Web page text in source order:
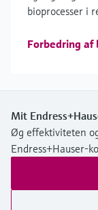
bioprocesser i
Forbedring af
Mit
Øg effektiviteten
Endress+Hauser-